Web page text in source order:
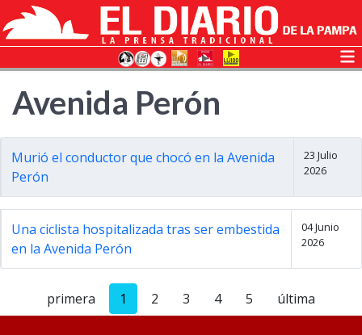
Avenida Perón
Murió el conductor que chocó en la Avenida
Perón
23 Julio
2026
Una ciclista hospitalizada tras ser embestida
en la Avenida Perón
04 Junio
2026
primera 1 2 3 4 5 última